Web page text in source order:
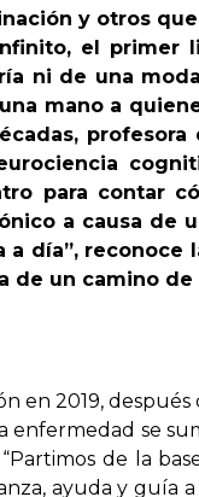
y otros
el primer
ni de una
mano a
para contar
a causa de
día”, reconoce
de un camino
2019, después
enfermedad se
de la
ayuda y